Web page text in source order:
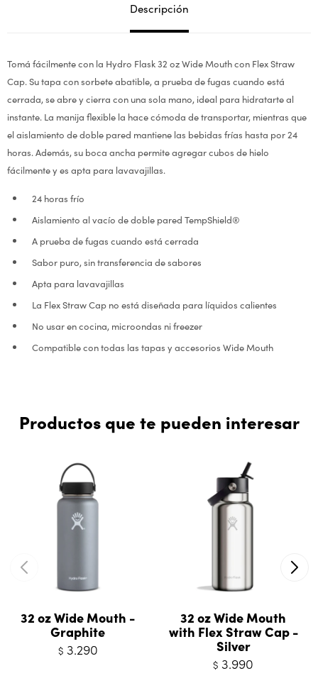
Descripción
Tomá fácilmente con la Hydro Flask 32 oz Wide Mouth con Flex Straw
Cap. Su tapa con sorbete abatible, a prueba de fugas cuando está
cerrada, se abre y cierra con una sola mano, ideal para hidratarte al
instante. La manija flexible la hace cómoda de transportar, mientras que
el aislamiento de doble pared mantiene las bebidas frías hasta por 24
horas. Además, su boca ancha permite agregar cubos de hielo
fácilmente y es apta para lavavajillas.
24 horas frío
Aislamiento al vacío de doble pared TempShield®
A prueba de fugas cuando está cerrada
Sabor puro, sin transferencia de sabores
Apta para lavavajillas
La Flex Straw Cap no está diseñada para líquidos calientes
No usar en cocina, microondas ni freezer
Compatible con todas las tapas y accesorios Wide Mouth
Productos que te pueden interesar
32 oz Wide Mouth -
Graphite
$ 3.290
32 oz Wide Mouth
with Flex Straw Cap -
Silver
$ 3.990